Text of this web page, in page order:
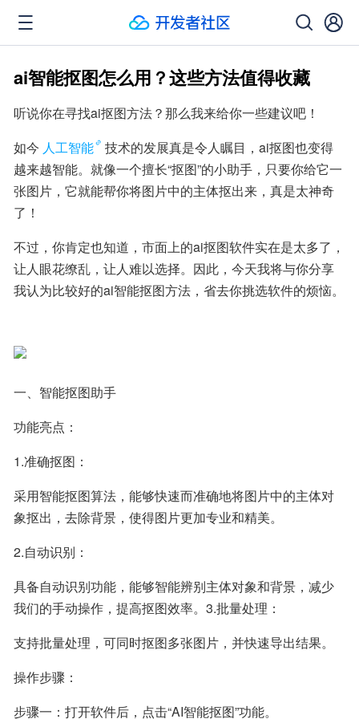
ai智能抠图怎么用？这些方法值得收藏
听说你在寻找ai抠图方法？那么我来给你一些建议吧！
如今 人工智能
技术的发展真是令人瞩目，ai抠图也变得
越来越智能。就像一个擅长“抠图”的小助手，只要你给它一
张图片，它就能帮你将图片中的主体抠出来，真是太神奇
了！
不过，你肯定也知道，市面上的ai抠图软件实在是太多了，
让人眼花缭乱，让人难以选择。因此，今天我将与你分享
我认为比较好的ai智能抠图方法，省去你挑选软件的烦恼。
一、智能抠图助手
功能亮点：
1.准确抠图：
采用智能抠图算法，能够快速而准确地将图片中的主体对
象抠出，去除背景，使得图片更加专业和精美。
2.自动识别：
具备自动识别功能，能够智能辨别主体对象和背景，减少
我们的手动操作，提高抠图效率。3.批量处理：
支持批量处理，可同时抠图多张图片，并快速导出结果。
操作步骤：
步骤一：打开软件后，点击“AI智能抠图”功能。